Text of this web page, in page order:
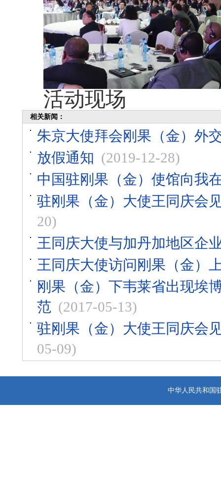
活动现场
相关新闻：
朱京大使拜会刚果（金）外
放假通知 (2019-12-28)
中国驻刚果（金）使馆向我
驻刚果（金）大使王同庆会
20)
王同庆大使与加丹加地区企
王同庆大使访问刚果（金）
刚果（金）下韦莱省出现埃
范 (2017-05-13)
驻刚果（金）大使王同庆会
05-09)
中华人民共和国